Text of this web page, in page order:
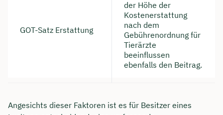
GOT-Satz Erstattung
der Höhe der
Kostenerstattung
nach dem
Gebührenordnung für
Tierärzte
beeinflussen
ebenfalls den Beitrag.
Angesichts dieser Faktoren ist es für Besitzer eines